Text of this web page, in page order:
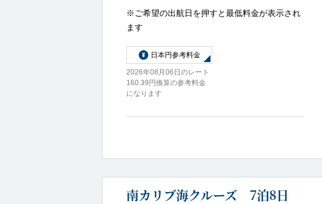
※ご希望の出航日を押すと最低料金が表示され
ます
日本円参考料金
2026年08月06日のレート
160.39円換算の参考料金
になります
南カリブ海クルーズ 7泊8日